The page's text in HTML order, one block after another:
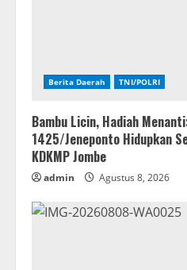
Berita Daerah TNI/POLRI
Bambu Licin, Hadiah
1425/Jeneponto Hidupkan
KDKMP Jombe
admin Agustus 8, 2026